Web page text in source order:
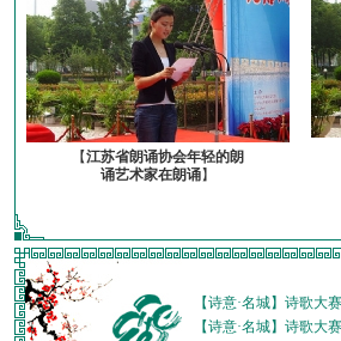
【江苏省朗诵协会年轻的朗
诵艺术家在朗诵】
【诗意·名城】诗歌
【诗意·名城】诗歌